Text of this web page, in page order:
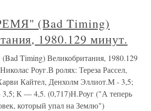
(Bad Timing)
1980.129 минут.
Timing) Великобритания, 1980.129
Роуг.В ролях: Тереза Рассел,
Кайтел, Денхолм Эллиот.М - 3,5;
К — 4,5. (0,717)Н.Роуг ("А теперь
который упал на Землю")